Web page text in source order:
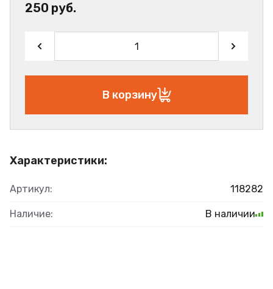
Характеристики:
Артикул: 118282
Наличие: В наличии
250 руб.
В корзину